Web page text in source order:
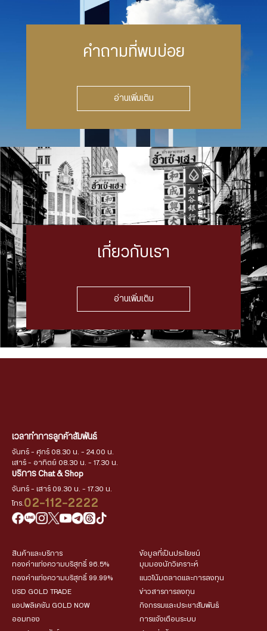
คำถามที่พบบ่อย
อ่านเพิ่มเติม
เกี่ยวกับเรา
อ่านเพิ่มเติม
เวลาทำการลูกค้าสัมพันธ์
จันทร์ - ศุกร์ 08.30 น. - 24.00 น.
เสาร์ - อาทิตย์ 08.30 น. - 17.30 น.
บริการ Chat & Shop
จันทร์ - เสาร์ 09.30 น. - 17.30 น.
โทร. 02-112-2222
สินค้าและบริการ
ทองคำแท่งความบริสุทธิ์ 96.5%
ทองคำแท่งความบริสุทธิ์ 99.99%
USD GOLD TRADE
แอปพลิเคชัน GOLD NOW
ออมทอง
ข้อมูลที่เป็นประโยชน์
มุมมองนักวิเคราะห์
แนวโน้มตลาดและการลงทุน
ข่าวสารการลงทุน
กิจกรรมและประชาสัมพันธ์
การแจ้งเตือนระบบ